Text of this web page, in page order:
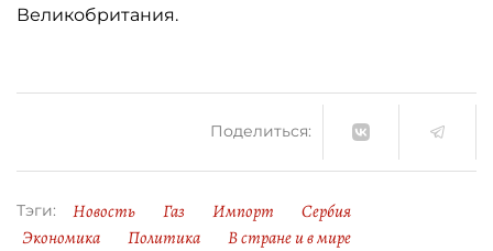
Великобритания.
Поделиться:
Тэги: Новость Газ Импорт
Сербия
Экономика
Политика В стране и в мире